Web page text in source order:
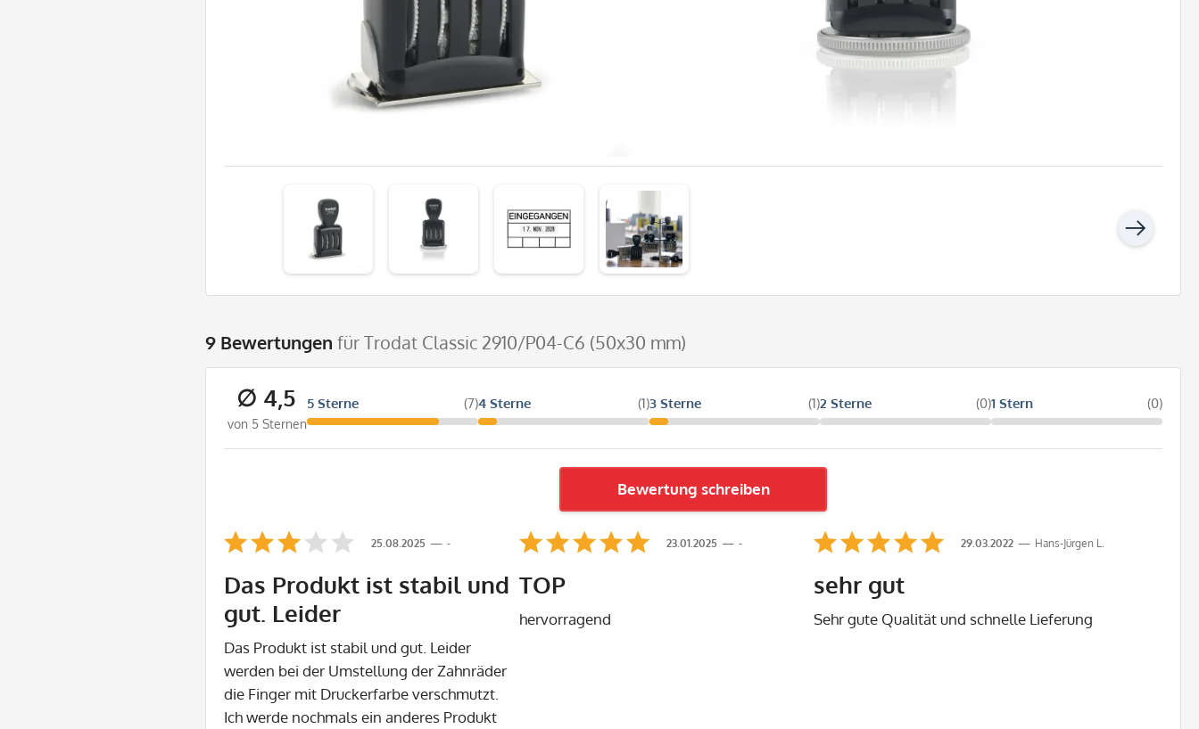
9 Bewertungen für Trodat Classic 2910/P04-C6 (50x30 mm)
∅ 4,5
von 5 Sternen
5 Sterne (7)4 Sterne (1)3 Sterne (1)2 Sterne (0)1 Stern (0)
Bewertung schreiben
-
25.08.2025
Das Produkt ist stabil und
gut. Leider
Das Produkt ist stabil und gut. Leider
werden bei der Umstellung der Zahnräder
die Finger mit Druckerfarbe verschmutzt.
Ich werde nochmals ein anderes Produkt
-
23.01.2025
TOP
hervorragend
Hans-Jürgen L.
29.03.2022
sehr gut
Sehr gute Qualität und schnelle Lieferung